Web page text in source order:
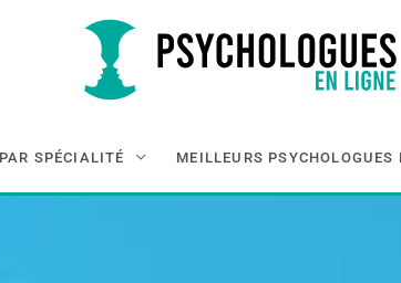
SPÉCIALITÉ MEILLEURS PSYCHOLOGUES